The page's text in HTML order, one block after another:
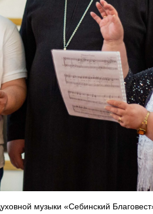
музыки «Себинский